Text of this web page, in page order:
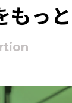
もっ